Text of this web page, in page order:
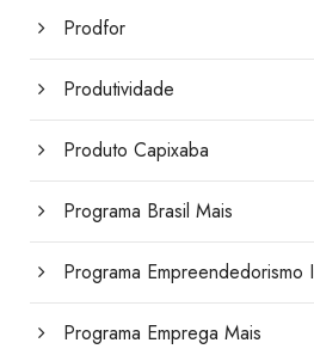
Prodfor
Produtividade
Produto Capixaba
Programa Brasil Mais
Programa Empreendedorismo
Programa Emprega Mais